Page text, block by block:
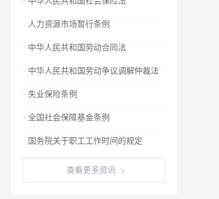
· 人力资源市场暂行条例
· 中华人民共和国劳动合同法
· 中华人民共和国劳动争议调解仲裁法
· 失业保险条例
· 全国社会保障基金条例
· 国务院关于职工工作时间的规定
查看更多资讯